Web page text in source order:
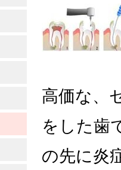
高価な、
をした歯
の先に炎